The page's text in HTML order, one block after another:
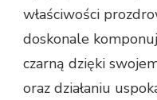
właściwości
doskonale
czarną dzięki
oraz działaniu